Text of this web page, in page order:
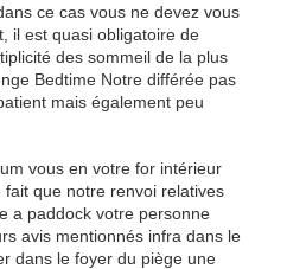
ce cas vous ne devez vous
il est quasi obligatoire de
des sommeil de la plus
Bedtime Notre différée pas
mais également peu
vous en votre for intérieur
que notre renvoi relatives
a paddock votre personne
avis mentionnés infra dans le
dans le foyer du piège une